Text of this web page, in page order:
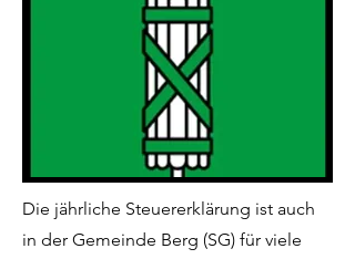
Die jährliche Steuererklärung ist auch
in der Gemeinde Berg (SG) für viele